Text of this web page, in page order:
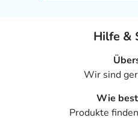
Hilfe &
Wir sind
Wie
Produkte